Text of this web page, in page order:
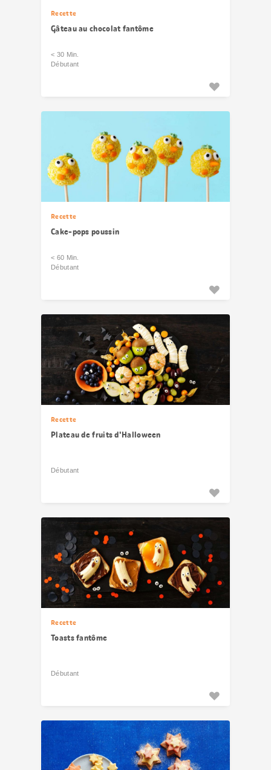
Recette
Gâteau au chocolat fantôme
< 30 Min.
Débutant
Recette
Cake-pops poussin
< 60 Min.
Débutant
Recette
Plateau de fruits d'Halloween
Débutant
Recette
Toasts fantôme
Débutant